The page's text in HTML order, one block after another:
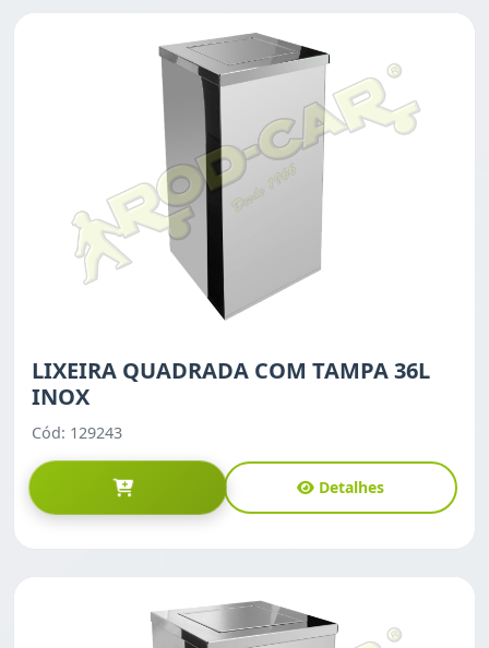
LIXEIRA QUADRADA COM TAMPA 36L
INOX
Cód: 129243
Detalhes